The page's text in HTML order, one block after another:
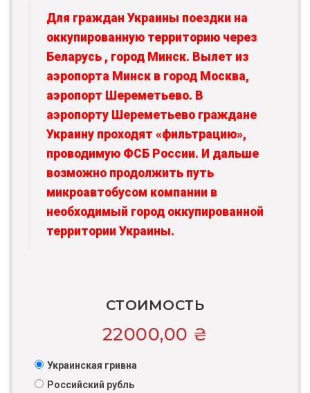
Для граждан Украины поездки на
оккупированную территорию через
Беларусь , город Минск. Вылет из
аэропорта Минск в город Москва,
аэропорт Шереметьево. В
аэропорту Шереметьево граждане
Украину проходят «фильтрацию»,
проводимую ФСБ России. И дальше
возможно продолжить путь
микроавтобусом компании в
необходимый город оккупированной
территории Украины.
СТОИМОСТЬ
22000,00 ₴
Украинская гривна
Российский рубль